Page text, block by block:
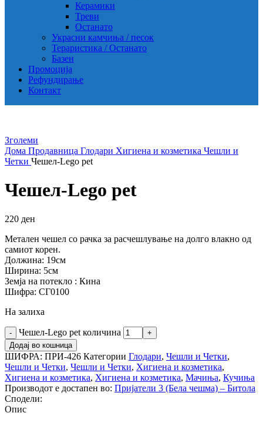
Керамики
Треви
Останато
Украсни камчиња / песок
Тераристика / Останато
Базен
Промоција
Рефундирање
Контакт
Зголеми
Дома Продавница Глодари Хигиена и козметика Чешли и
Четки Чешел-Lego pet
Чешел-Lego pet
220 ден
Метален чешел со рачка за расчешлување на долго влакно од
самиот корен.
Должина: 19см
Ширина: 5см
Земја на потекло : Кина
Шифра: СГ0100
На залиха
Чешел-Lego pet количина
Додај во кошница
ШИФРА: ПРИ-426 Категории Глодари, Чешли и Четки,
Чешли и Четки, Чешли и Четки, Хигиена и козметика,
Хигиена и козметика, Хигиена и козметика, Мачиња, Кучиња
Производот е достапен во: Пријатели 3 (Бела чешма) – Битола
Сподели:
Опис